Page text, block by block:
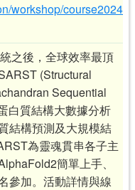
workshop/
之後，全球效率最頂
(Structural
Sequential
白質結構大數據分析
結構預測及大規模結
為靈魂貫串各子主
簡單上手、
參加。活動詳情與線